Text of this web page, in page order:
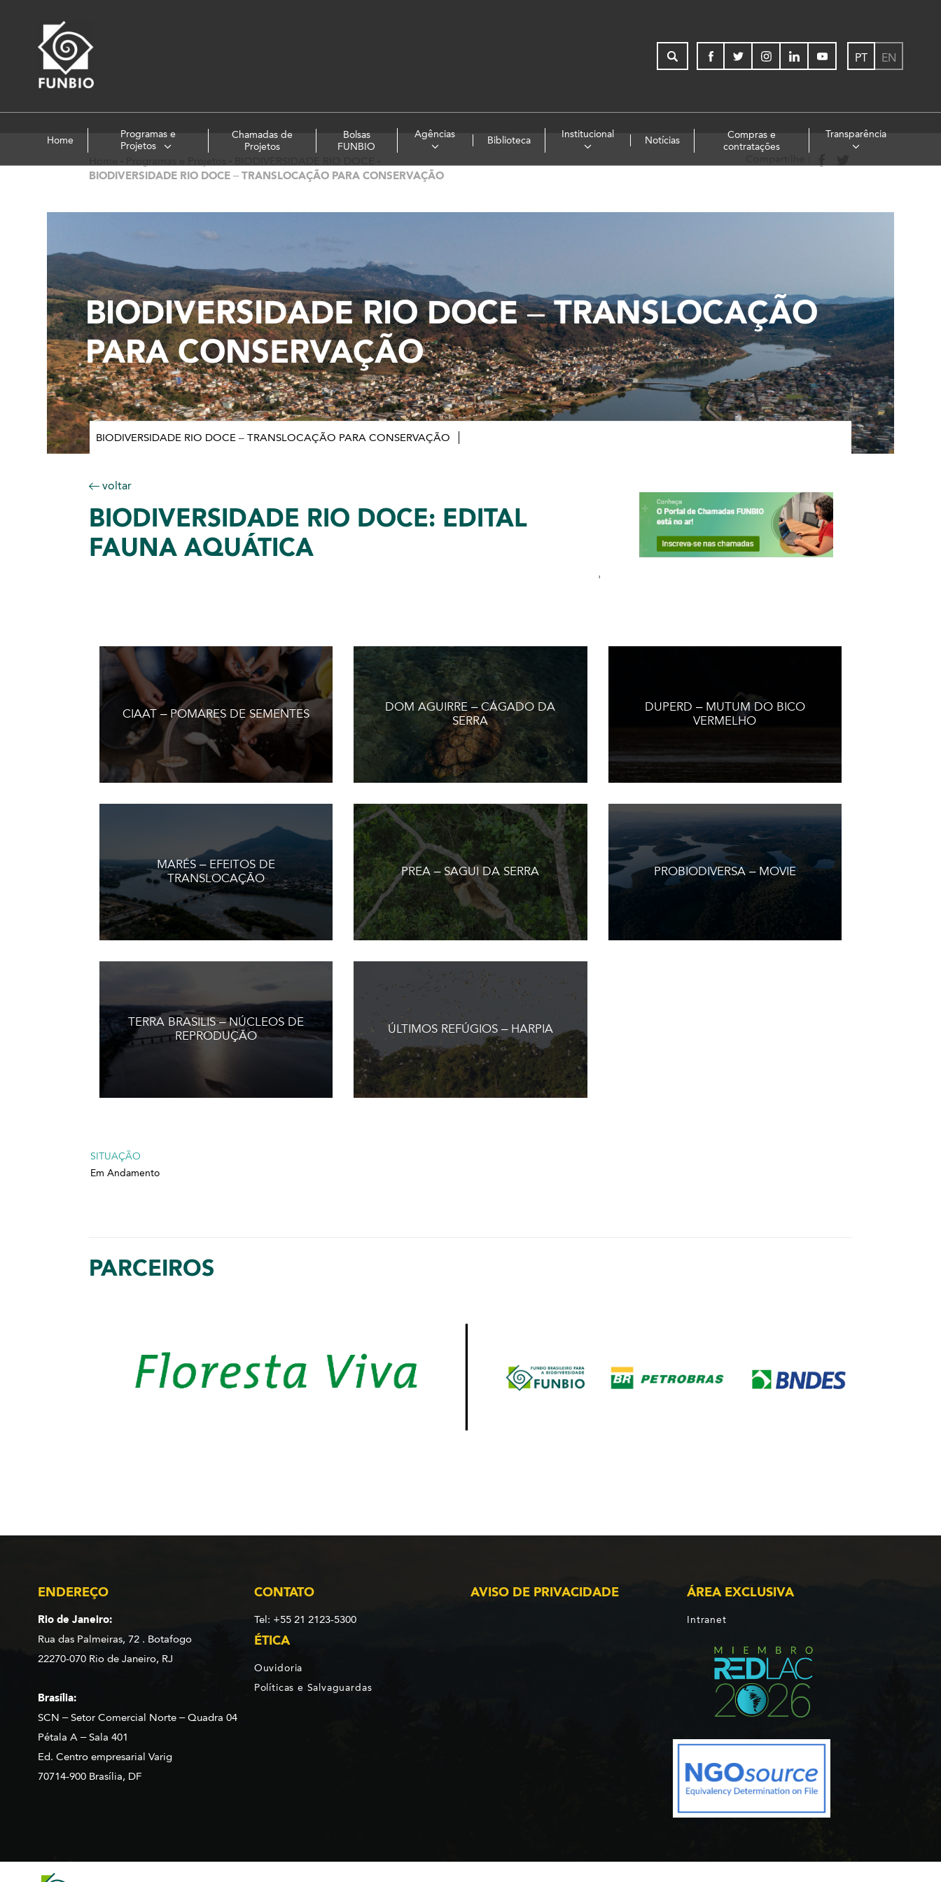
PT EN
Home
Programas e
Projetos
Chamadas de
Projetos
Bolsas
FUNBIO
Agências
Biblioteca
Institucional
Notícias
Compras e
contratações
Transparência
BIODIVERSIDADE RIO DOCE – TRANSLOCAÇÃO PARA CONSERVAÇÃO
BIODIVERSIDADE RIO DOCE – TRANSLOCAÇÃO
PARA CONSERVAÇÃO
BIODIVERSIDADE RIO DOCE – TRANSLOCAÇÃO PARA CONSERVAÇÃO
voltar
BIODIVERSIDADE RIO DOCE: EDITAL
FAUNA AQUÁTICA
'
CIAAT – POMARES DE SEMENTES
DOM AGUIRRE – CÁGADO DA
SERRA
DUPERD – MUTUM DO BICO
VERMELHO
MARÉS – EFEITOS DE
TRANSLOCAÇÃO
PREA – SAGUI DA SERRA PROBIODIVERSA – MOVIE
TERRA BRASILIS – NÚCLEOS DE
REPRODUÇÃO
ÚLTIMOS REFÚGIOS – HARPIA
SITUAÇÃO
Em Andamento
PARCEIROS
ENDEREÇO
Rio de Janeiro:
Rua das Palmeiras, 72 . Botafogo
22270-070 Rio de Janeiro, RJ
Brasília:
SCN – Setor Comercial Norte – Quadra 04
Pétala A – Sala 401
Ed. Centro empresarial Varig
70714-900 Brasília, DF
CONTATO
Tel: +55 21 2123-5300
AVISO DE PRIVACIDADE ÁREA EXCLUSIVA
Intranet
ÉTICA
Ouvidoria
Políticas e Salvaguardas